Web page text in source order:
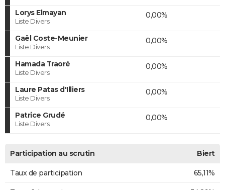
Lorys Elmayan
Liste Divers
0,00%
Gaël Coste-Meunier
Liste Divers
0,00%
Hamada Traoré
Liste Divers
0,00%
Laure Patas d'Illiers
Liste Divers
0,00%
Patrice Grudé
Liste Divers
0,00%
Participation au scrutin Biert
Taux de participation 65,11%